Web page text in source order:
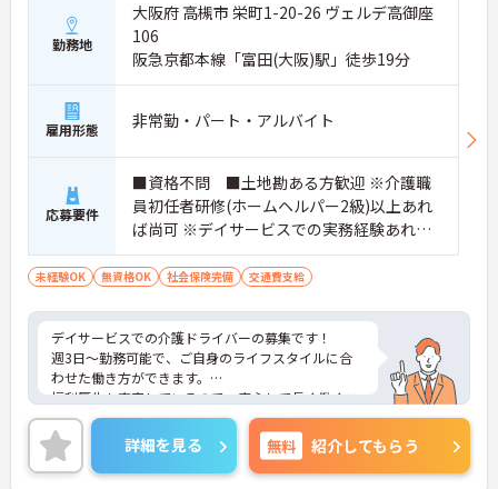
勤務地
大阪府 高槻市 栄町1-20-26 ヴェルデ高御座
106
阪急京都本線「富田(大阪)駅」徒歩19分
雇用形態 非常勤・パート・アルバイト
応募要件
■資格不問 ■土地勘ある方歓迎 ※介護職
員初任者研修(ホームヘルパー2級)以上あれ
ば尚可 ※デイサービスでの実務経験あれば
尚可
未経験OK 無資格OK 社会保険完備 交通費支給
デイサービスでの介護ドライバーの募集です！
週3日～勤務可能で、ご自身のライフスタイルに合
わせた働き方ができます。
福利厚生も充実しているので、安心して長く働くこ
とができる職場です◎
ご興味のある方には、面接対策ポイントなど、さら
に詳細をお話しいたしますのでお気軽にご相談くだ
さい！
詳細を見る 無料 紹介してもらう